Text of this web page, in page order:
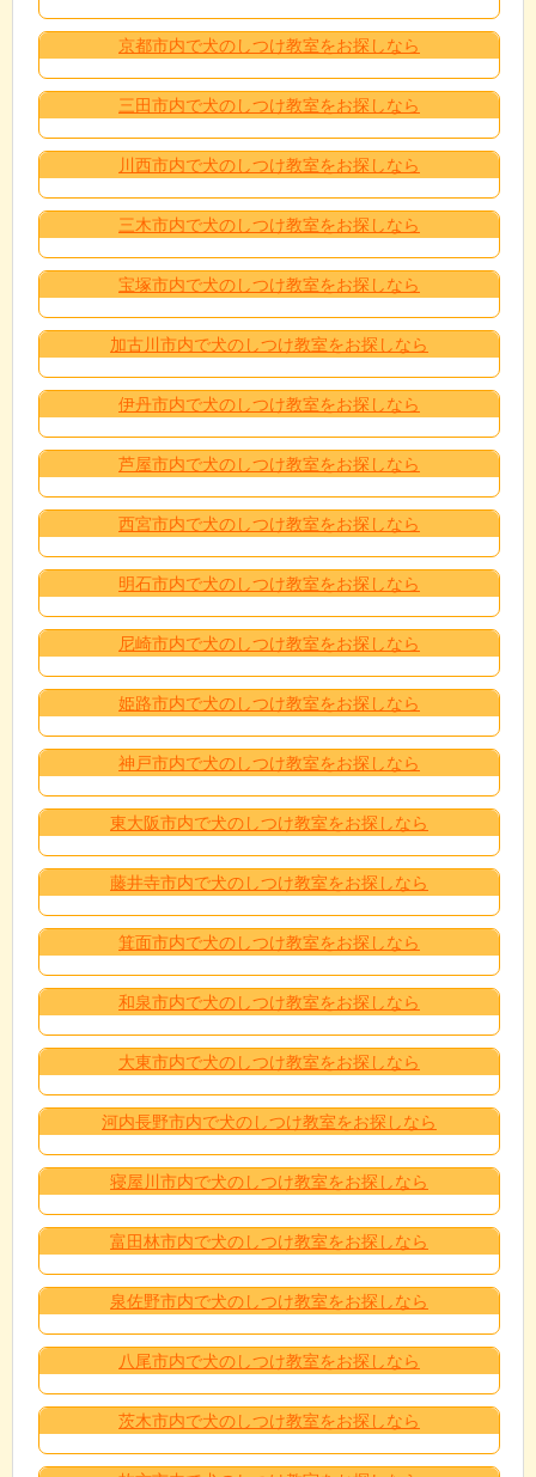
京都市内で犬のしつけ教室をお探しなら
三田市内で犬のしつけ教室をお探しなら
川西市内で犬のしつけ教室をお探しなら
三木市内で犬のしつけ教室をお探しなら
宝塚市内で犬のしつけ教室をお探しなら
加古川市内で犬のしつけ教室をお探しなら
伊丹市内で犬のしつけ教室をお探しなら
芦屋市内で犬のしつけ教室をお探しなら
西宮市内で犬のしつけ教室をお探しなら
明石市内で犬のしつけ教室をお探しなら
尼崎市内で犬のしつけ教室をお探しなら
姫路市内で犬のしつけ教室をお探しなら
神戸市内で犬のしつけ教室をお探しなら
東大阪市内で犬のしつけ教室をお探しなら
藤井寺市内で犬のしつけ教室をお探しなら
箕面市内で犬のしつけ教室をお探しなら
和泉市内で犬のしつけ教室をお探しなら
大東市内で犬のしつけ教室をお探しなら
河内長野市内で犬のしつけ教室をお探しなら
寝屋川市内で犬のしつけ教室をお探しなら
富田林市内で犬のしつけ教室をお探しなら
泉佐野市内で犬のしつけ教室をお探しなら
八尾市内で犬のしつけ教室をお探しなら
茨木市内で犬のしつけ教室をお探しなら